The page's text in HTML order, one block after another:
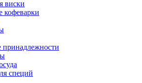
виски
кофеварки
специй